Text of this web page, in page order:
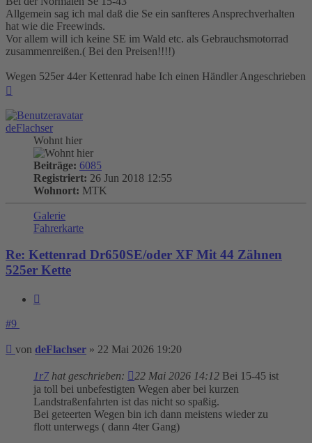
Allgemein sag ich mal daß die Se ein sanfteres Ansprechverhalten
hat wie die Freewinds.
Vor allem will ich keine SE im Wald etc. als Gebrauchsmotorrad
zusammenreißen.( Bei den Preisen!!!!)
Wegen 525er 44er Kettenrad habe Ich einen Händler Angeschrieben
deFlachser
Wohnt hier
Beiträge: 6085
Registriert: 26 Jun 2018 12:55
Wohnort: MTK
Galerie
Fahrerkarte
Re: Kettenrad Dr650SE/oder XF Mit 44 Zähnen
525er Kette
#9
Beitrag
von deFlachser » 22 Mai 2026 19:20
1r7hat geschrieben: 22 Mai 2026 14:12 Bei 15-45 ist
ja toll bei unbefestigten Wegen aber bei kurzen
Landstraßenfahrten ist das nicht so spaßig.
Bei geteerten Wegen bin ich dann meistens wieder zu
flott unterwegs ( dann 4ter Gang)